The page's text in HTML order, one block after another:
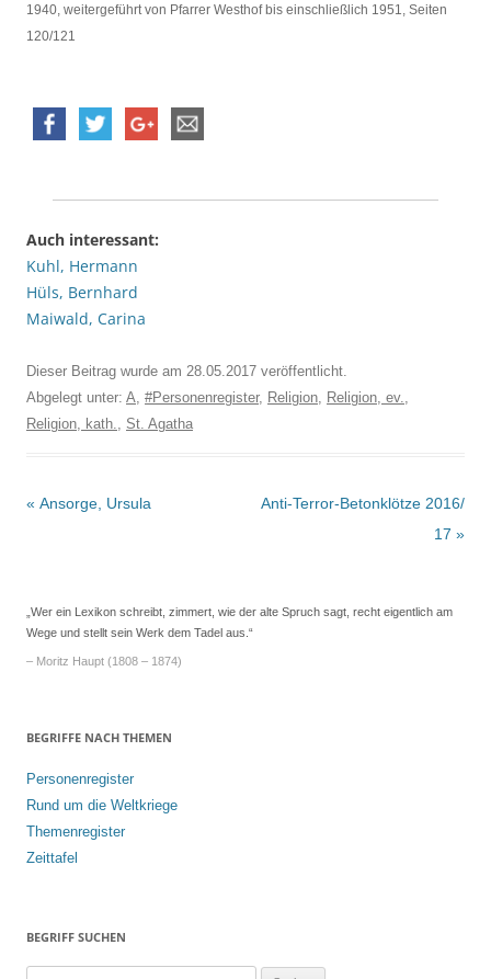
1940, weitergeführt von Pfarrer Westhof bis einschließlich 1951, Seiten
120/121
Auch interessant:
Kuhl, Hermann
Hüls, Bernhard
Maiwald, Carina
Dieser Beitrag wurde am 28.05.2017 veröffentlicht.
Abgelegt unter: A #Personenregister, Religion Religion, ev.
Religion, kath.
St. Agatha
Beitrags-
« Ansorge, Ursula
Anti-Terror-Betonklötze 2016/
17 »
„Wer ein Lexikon schreibt, zimmert, wie der alte Spruch sagt, recht eigentlich am
Wege und stellt sein Werk dem Tadel aus.“
– Moritz Haupt (1808 – 1874)
BEGRIFFE NACH THEMEN
Personenregister
Rund um die Weltkriege
Themenregister
Zeittafel
BEGRIFF SUCHEN